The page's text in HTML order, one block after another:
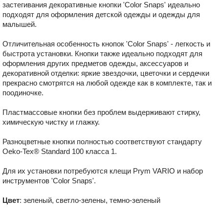
застегивания декоративные кнопки ʹColor Snapsʹ идеально
подходят для оформления детской одежды и одежды для
малышей.
Отличительная особенность кнопок ʹColor Snapsʹ - легкость и
быстрота установки. Кнопки также идеально подходят для
оформления других предметов одежды, аксессуаров и
декоративной отделки: яркие звездочки, цветочки и сердечки
прекрасно смотрятся на любой одежде как в комплекте, так и
поодиночке.
Пластмассовые кнопки без проблем выдерживают стирку,
химическую чистку и глажку.
Разноцветные кнопки полностью соответствуют стандарту
Oeko-Tex® Standard 100 класса 1.
Для их установки потребуются клещи Prym VARIO и набор
инструментов ʹColor Snapsʹ.
Цвет: зеленый, светло-зелены, темно-зеленый